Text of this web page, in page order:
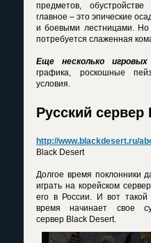
предметов,
главное – это эпические
и боевыми лестницами.
потребуется слаженная
Еще несколько
графика, роскошные
условия.
Русский сервер
http://www.blackdesert.ru/
Black Desert
Долгое время поклонники
играть на корейском
его в России. И вот
время начинает свое
сервер Black Desert.